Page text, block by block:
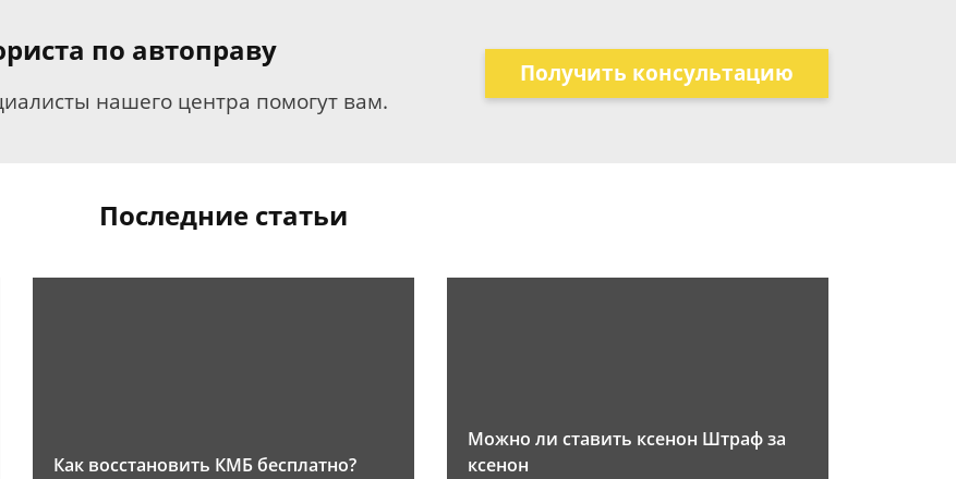
по автоправу
нашего центра помогут вам.
Получить консультацию
Последние статьи
Как восстановить КМБ бесплатно?
Можно ли ставить ксенон Штраф за
ксенон